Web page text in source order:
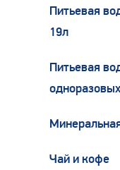
Питьевая
19л
Питьевая
Чай и кофе